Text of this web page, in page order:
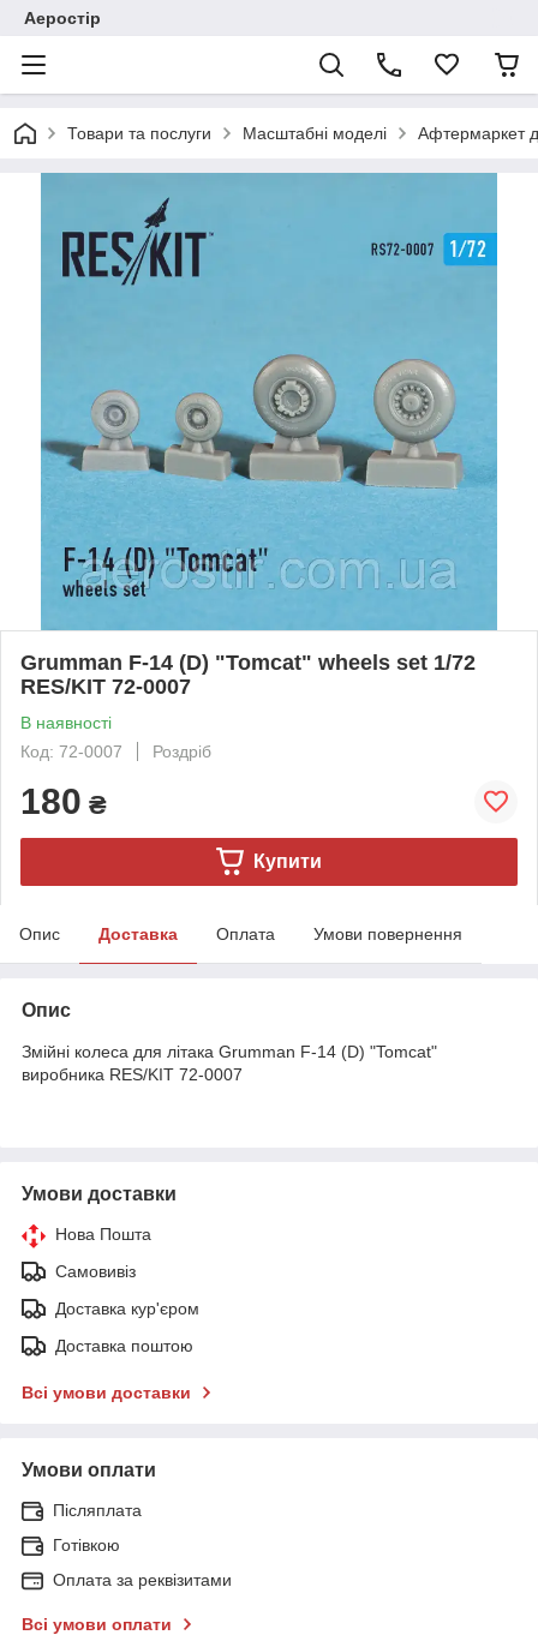
Аеростір
Товари та послуги Масштабні моделі Афтермаркет
Grumman F-14 (D) "Tomcat" wheels set 1/72
RES/KIT 72-0007
В наявності
Код: 72-0007
Роздріб
180 ₴
Купити
Опис Доставка Оплата Умови повернення
Опис
Змійні колеса для літака Grumman F-14 (D) "Tomcat"
виробника RES/KIT 72-0007
Умови доставки
Нова Пошта
Самовивіз
Доставка кур'єром
Доставка поштою
Всі умови доставки
Умови оплати
Післяплата
Готівкою
Оплата за реквізитами
Всі умови оплати